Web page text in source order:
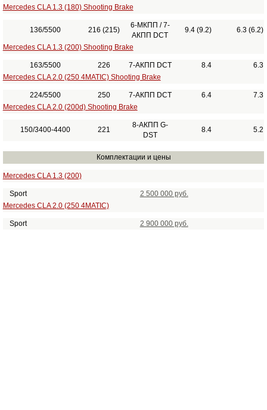
Mercedes CLA 1.3 (180) Shooting Brake
136/5500 216 (215)
6-МКПП / 7-
АКПП DCT
9.4 (9.2) 6.3 (6.2)
Mercedes CLA 1.3 (200) Shooting Brake
163/5500 226 7-АКПП DCT 8.4
6.3
Mercedes CLA 2.0 (250 4MATIC) Shooting Brake
224/5500 250 7-АКПП DCT 6.4
7.3
Mercedes CLA 2.0 (200d) Shooting Brake
150/3400-4400 221
8-АКПП G-
DST
8.4 5.2
Комплектации и цены
Mercedes CLA 1.3 (200)
Sport
2 500 000 руб.
Mercedes CLA 2.0 (250 4MATIC)
Sport 2 900 000 руб.